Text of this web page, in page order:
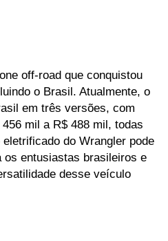
off-road que conquistou
o Brasil. Atualmente, o
em três versões, com
mil a R$ 488 mil, todas
do Wrangler pode
entusiastas brasileiros e
desse veículo